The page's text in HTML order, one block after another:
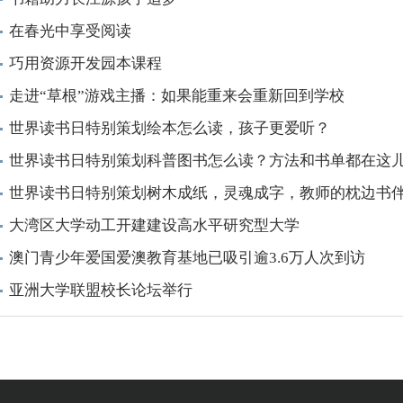
在春光中享受阅读
巧用资源开发园本课程
走进“草根”游戏主播：如果能重来会重新回到学校
世界读书日特别策划绘本怎么读，孩子更爱听？
世界读书日特别策划科普图书怎么读？方法和书单都在这
世界读书日特别策划树木成纸，灵魂成字，教师的枕边书
大湾区大学动工开建建设高水平研究型大学
澳门青少年爱国爱澳教育基地已吸引逾3.6万人次到访
亚洲大学联盟校长论坛举行